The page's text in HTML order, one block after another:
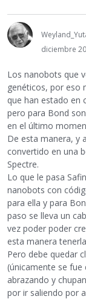
diciembre
Los nanobots que
genéticos, por eso
que han estado en
pero para Bond
en el último
De esta manera, y
convertido en una
Spectre.
Lo que le pasa
nanobots con
para ella y para
paso se lleva un
vez poder poder
esta manera
Pero debe quedar
(únicamente se
abrazando y
por ir saliendo por